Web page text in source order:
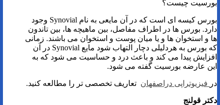
بورسیت چیست؟
بورس کیسه ای است که در آن مایعی به نام Synovial وجود
دارد. بورس ها در اطراف مفاصل، بین ماهیچه ها، بین تاندون
ها و استخوان ها و یا میان پوست و استخوان می باشند. زمانی
که بورس به هردلیلی دچار التهاب شود مایع Synovial در آن
افزایش پیدا می کند و باعث درد و حساسیت می شود که به
این عارضه بورسیت گفته می شود.
در فیزیوتراپی دراصفهان تعاریف تخصصی تر را مطالعه کنید.
دکتر قولنج